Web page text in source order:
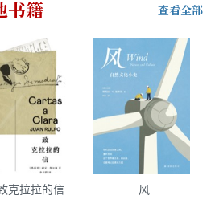
书籍 查看全部
克拉拉的信 风